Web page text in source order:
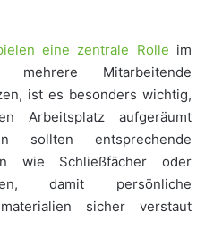
eine zentrale Rolle im
mehrere Mitarbeitende
ist es besonders wichtig,
Arbeitsplatz aufgeräumt
sollten entsprechende
wie Schließfächer oder
damit persönliche
sicher verstaut